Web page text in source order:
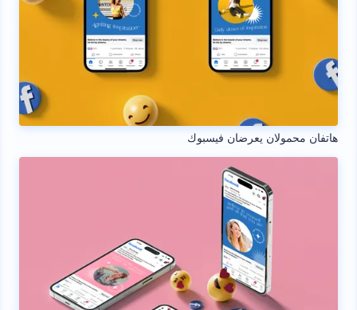
هاتفان محمولان يعرضان فيسبوك